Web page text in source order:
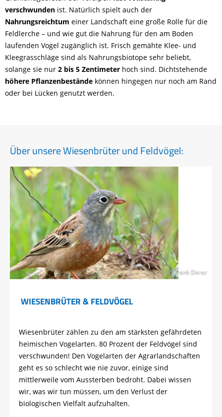
verschwunden ist. Natürlich spielt auch der
Nahrungsreichtum einer Landschaft eine große Rolle für die
Feldlerche – und wie gut die Nahrung für den am Boden
laufenden Vogel zugänglich ist. Frisch gemähte Klee- und
Kleegrasschläge sind als Nahrungsbiotope sehr beliebt,
solange sie nur 2 bis 5 Zentimeter hoch sind. Dichtstehende
höhere Pflanzenbestände können hingegen nur noch am Rand
oder bei Lücken genutzt werden.
Über unsere Wiesenbrüter und Feldvögel:
© Frank Derer
WIESENBRÜTER & FELDVÖGEL
Wiesenbrüter zählen zu den am stärksten gefährdeten
heimischen Vogelarten. 80 Prozent der Feldvögel sind
verschwunden! Den Vogelarten der Agrarlandschaften
geht es so schlecht wie nie zuvor, einige sind
mittlerweile vom Aussterben bedroht. Dabei wissen
wir, was wir tun müssen, um den Verlust der
biologischen Vielfalt aufzuhalten.